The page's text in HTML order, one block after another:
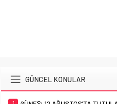
GÜNCEL KONULAR